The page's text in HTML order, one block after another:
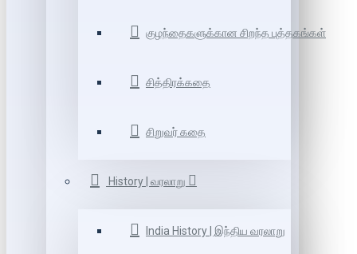
குழந்தைகளுக்கான சிறந்த புத்தகங்கள்
சித்திரக்கதை
சிறுவர் கதை
History | வரலாறு
India History | இந்திய வரலாறு